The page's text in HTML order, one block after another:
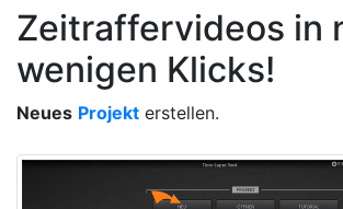
Zeitraffervideos in
wenigen Klicks!
Neues Projekt erstellen.